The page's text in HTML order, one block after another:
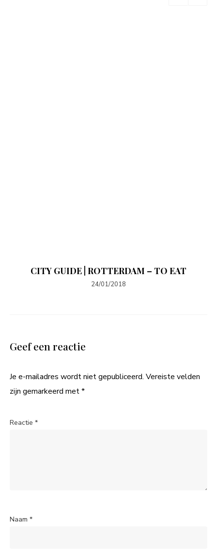
CITY GUIDE | ROTTERDAM – TO EAT
24/01/2018
Geef een reactie
Je e-mailadres wordt niet gepubliceerd. Vereiste velden
zijn gemarkeerd met*
Reactie *
Naam *